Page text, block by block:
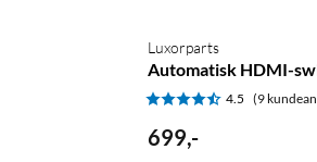
Luxorparts
Automatisk HDMI-
4.5 (9
699,-